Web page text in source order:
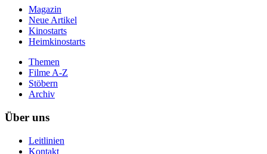
Magazin
Neue Artikel
Kinostarts
Heimkinostarts
Themen
Filme A-Z
Stöbern
Archiv
Über uns
Leitlinien
Kontakt